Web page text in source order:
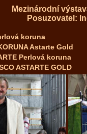
Mezinárodní
Posuzovatel:
koruna
Astarte Gold
Perlová koruna
ASTARTE GOLD